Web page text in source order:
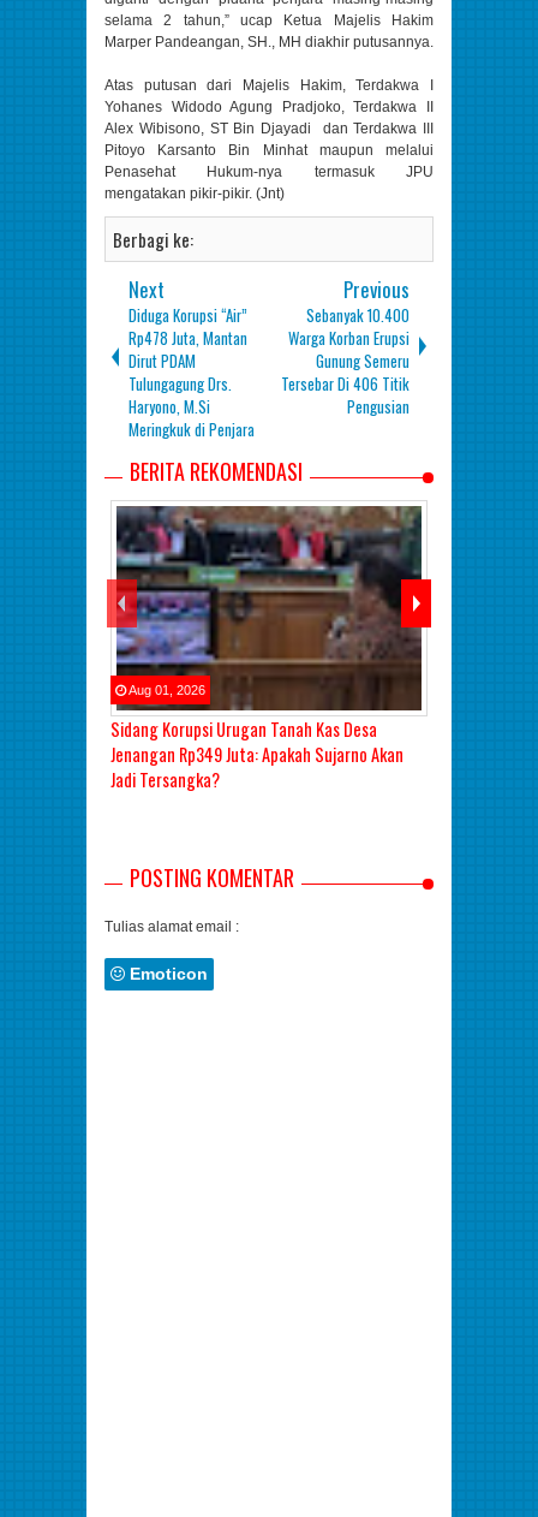
selama 2 tahun,” ucap Ketua Majelis Hakim
Marper Pandeangan, SH., MH diakhir putusannya.
Atas putusan dari Majelis Hakim, Terdakwa I
Yohanes Widodo Agung Pradjoko, Terdakwa II
Alex Wibisono, ST Bin Djayadi dan Terdakwa III
Pitoyo Karsanto Bin Minhat maupun melalui
Penasehat Hukum-nya termasuk JPU
mengatakan pikir-pikir. (Jnt)
Berbagi ke:
Next
Diduga Korupsi “Air”
Rp478 Juta, Mantan
Dirut PDAM
Tulungagung Drs.
Haryono, M.Si
Meringkuk di Penjara
Previous
Sebanyak 10.400
Warga Korban Erupsi
Gunung Semeru
Tersebar Di 406 Titik
Pengusian
BERITA REKOMENDASI
Sidang Korupsi Urugan Tanah Kas Desa
Jenangan Rp349 Juta: Apakah Sujarno Akan
Jadi Tersangka?
Aug 01 2026
POSTING KOMENTAR
Tulias alamat email :
Emoticon